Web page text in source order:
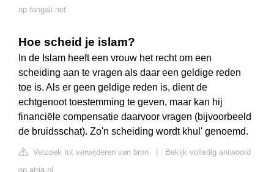
op tangali.net
Hoe scheid je islam?
In de Islam heeft een vrouw het recht om een
scheiding aan te vragen als daar een geldige reden
toe is. Als er geen geldige reden is, dient de
echtgenoot toestemming te geven, maar kan hij
financiële compensatie daarvoor vragen (bijvoorbeeld
de bruidsschat). Zo'n scheiding wordt khul' genoemd.
Verzoek tot verwijderen van bron
Bekijk volledig antwoord
op atria.nl